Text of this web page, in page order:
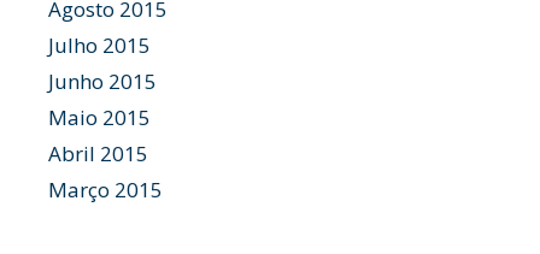
Agosto 2015
Julho 2015
Junho 2015
Maio 2015
Abril 2015
Março 2015